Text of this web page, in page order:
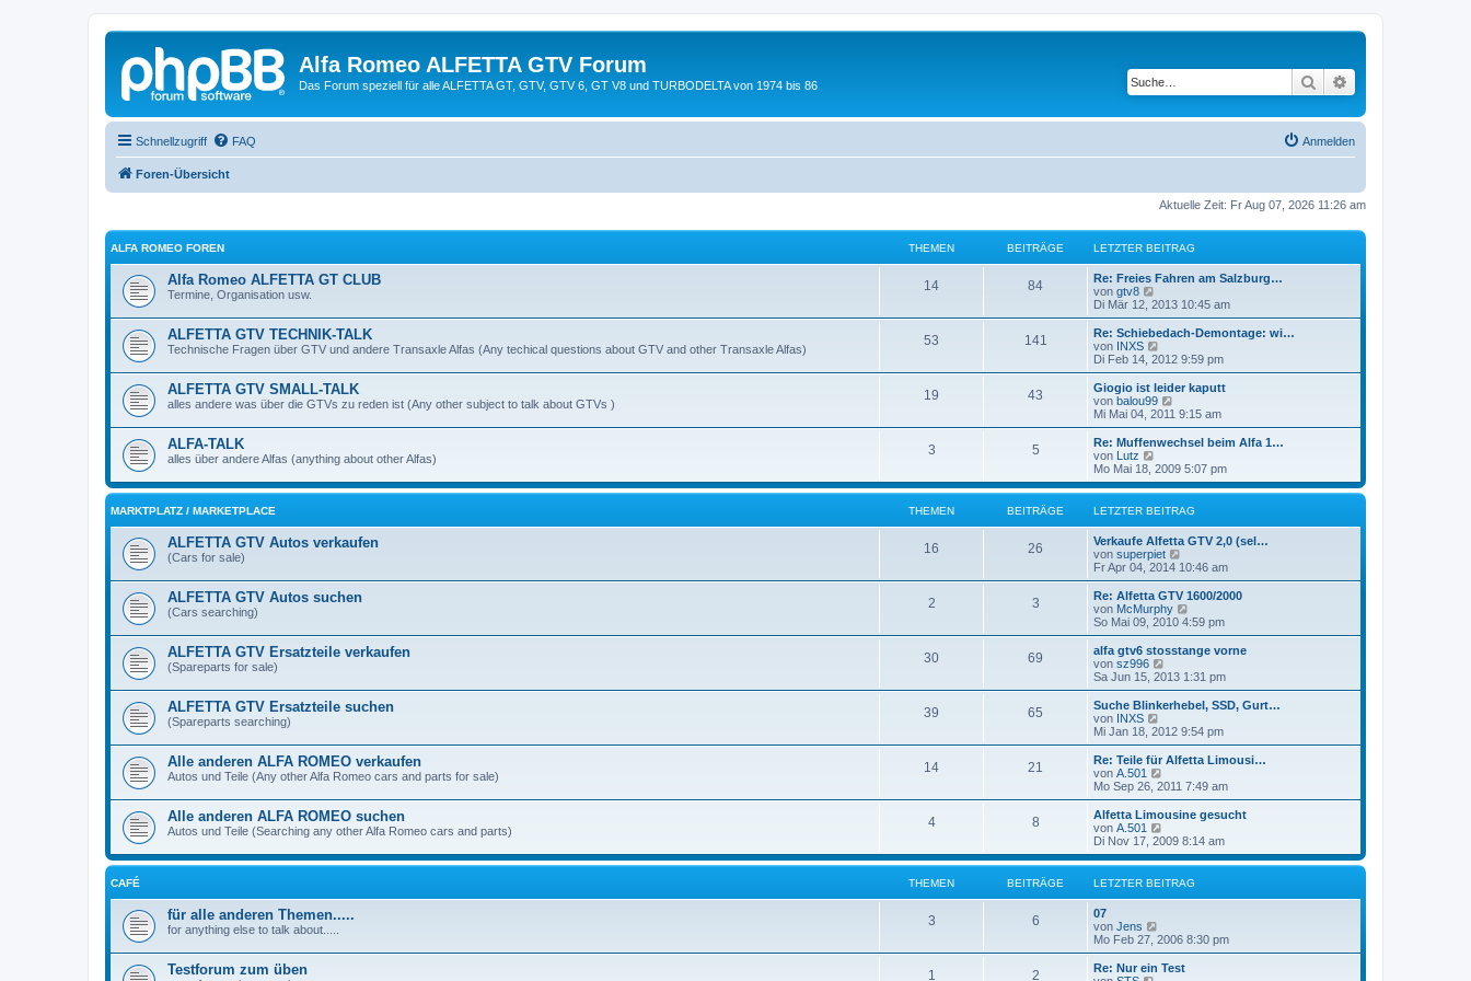
Alfa Romeo ALFETTA GTV Forum
Das Forum speziell für alle ALFETTA GT, GTV, GTV 6, GT V8 und TURBODELTA von 1974 bis 86 Suche
Schnellzugriff FAQ Anmelden
Foren-Übersicht
Aktuelle Zeit: Fr Aug 07, 2026 11:26 am
ALFA ROMEO FOREN THEMEN BEITRÄGE LETZTER BEITRAG
Alfa Romeo ALFETTA GT CLUB
Termine, Organisation usw.
14 84
Re: Freies Fahren am Salzburg…
von gtv8
e
u
e
s
t
r
B
e
i
r
g
Di Mär 12, 2013 10:45 am
ALFETTA GTV TECHNIK-TALK
Technische Fragen über GTV und andere Transaxle Alfas (Any techical questions about GTV and other Transaxle Alfas)
53 141
Re: Schiebedach-Demontage: wi…
von INXS
e
u
e
s
t
B
e
i
t
a
g
Di Feb 14, 2012 9:59 pm
ALFETTA GTV SMALL-TALK
alles andere was über die GTVs zu reden ist (Any other subject to talk about GTVs )
19 43
Giogio ist leider kaputt
von balou99
e
u
e
t
r
B
e
i
t
r
a
g
Mi Mai 04, 2011 9:15 am
ALFA-TALK
alles über andere Alfas (anything about other Alfas)
3 5
Re: Muffenwechsel beim Alfa 1…
von Lutz
e
u
e
s
r
B
e
i
t
r
a
g
Mo Mai 18, 2009 5:07 pm
MARKTPLATZ / MARKETPLACE THEMEN BEITRÄGE LETZTER BEITRAG
ALFETTA GTV Autos verkaufen
(Cars for sale)
16 26
Verkaufe Alfetta GTV 2,0 (sel…
von superpiet
e
u
e
s
t
B
e
r
g
Fr Apr 04, 2014 10:46 am
ALFETTA GTV Autos suchen
(Cars searching)
2 3
Re: Alfetta GTV 1600/2000
von McMurphy
e
u
e
t
r
B
e
i
r
g
So Mai 09, 2010 4:59 pm
ALFETTA GTV Ersatzteile verkaufen
(Spareparts for sale)
30 69
alfa gtv6 stosstange vorne
von sz996
e
u
e
t
r
B
e
i
r
g
Sa Jun 15, 2013 1:31 pm
ALFETTA GTV Ersatzteile suchen
(Spareparts searching)
39 65
Suche Blinkerhebel, SSD, Gurt…
von INXS
e
u
e
s
t
B
e
i
t
a
g
Mi Jan 18, 2012 9:54 pm
Alle anderen ALFA ROMEO verkaufen
Autos und Teile (Any other Alfa Romeo cars and parts for sale)
14 21
Re: Teile für Alfetta Limousi…
von A.501
e
u
e
t
r
B
e
i
a
g
Mo Sep 26, 2011 7:49 am
Alle anderen ALFA ROMEO suchen
Autos und Teile (Searching any other Alfa Romeo cars and parts)
4 8
Alfetta Limousine gesucht
von A.501
e
u
e
s
e
i
t
Di Nov 17, 2009 8:14 am
CAFÉ THEMEN BEITRÄGE LETZTER BEITRAG
für alle anderen Themen.....
for anything else to talk about.....
3 6
07
von Jens
e
u
e
Mo Feb 27, 2006 8:30 pm
Testforum zum üben 1 2
Re: Nur ein Test